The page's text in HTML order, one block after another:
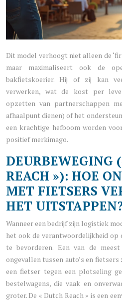
Dit model verhoogt niet alleen de
maar maximaliseert ook de
bakfietskoerier. Hij of zij kan
verwerken, wat de kost per
opzetten van partnerschappen
afhaalpunt dienen) of het
een krachtige hefboom worden
positief merkimago.
DEURBEWEGING
REACH »): HOE
MET FIETSERS
HET
Wanneer een bedrijf zijn logistiek
het ook de verantwoordelijkheid op
te bevorderen. Een van de
ongevallen tussen auto’s en fietsers
een fietser tegen een plotseling
bestelwagens, die vaak en
groter. De « Dutch Reach » is een